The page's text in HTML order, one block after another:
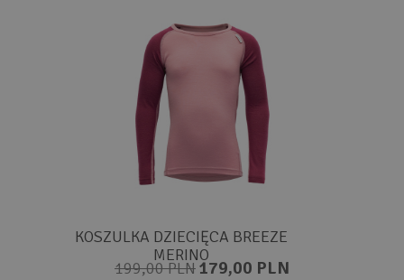
KOSZULKA DZIECIĘCA BREEZE
MERINO
199,00 PLN179,00 PLN